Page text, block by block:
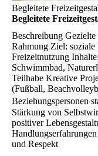
Begleitete
Begleitete
Beschreibung Gezielte
Rahmung Ziel:
Freizeitnutzung
Schwimmbad,
Teilhabe Kreative
(Fußball,
Beziehungspersonen
Stärkung von
positiver
und Respekt